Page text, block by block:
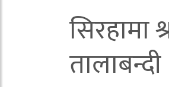
सिरहामा
तालाबन्दी